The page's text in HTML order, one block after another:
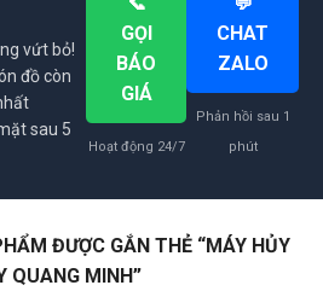
vứt bỏ!
đồ còn
sau 5
GỌI
BÁO
GIÁ
Hoạt động 24/7
CHAT
ZALO
Phản hồi sau 1
phút
ĐƯỢC GẮN THẺ “MÁY HỦY
QUANG MINH”